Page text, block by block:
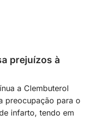
prejuízos à
a Clembuterol
preocupação para o
infarto, tendo em